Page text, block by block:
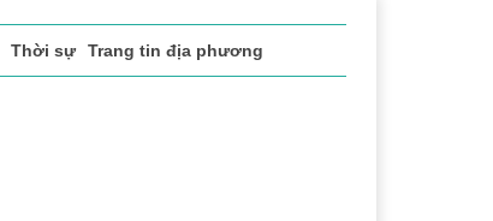
Thời sự Trang tin địa phương